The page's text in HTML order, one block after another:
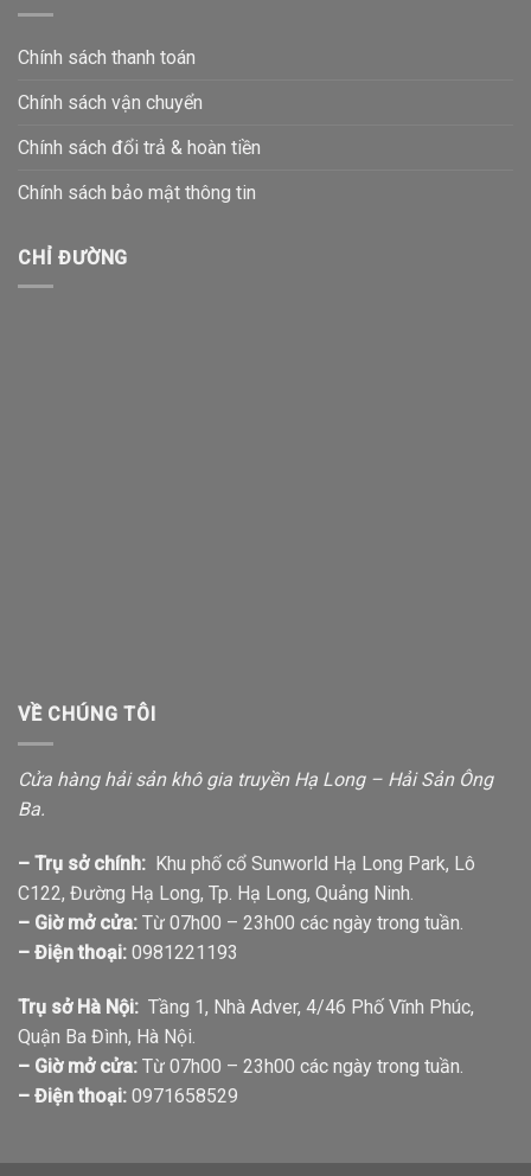
Chính sách thanh toán
Chính sách vận chuyển
Chính sách đổi trả & hoàn tiền
Chính sách bảo mật thông tin
CHỈ ĐƯỜNG
VỀ CHÚNG TÔI
Cửa hàng hải sản khô gia truyền Hạ Long – Hải Sản Ông
Ba.
– Trụ sở chính: Khu phố cổ Sunworld Hạ Long Park, Lô
C122, Đường Hạ Long, Tp. Hạ Long, Quảng Ninh.
– Giờ mở cửa: Từ 07h00 – 23h00 các ngày trong tuần.
– Điện thoại: 0981221193
Trụ sở Hà Nội: Tầng 1, Nhà Adver, 4/46 Phố Vĩnh Phúc,
Quận Ba Đình, Hà Nội.
– Giờ mở cửa: Từ 07h00 – 23h00 các ngày trong tuần.
– Điện thoại: 0971658529